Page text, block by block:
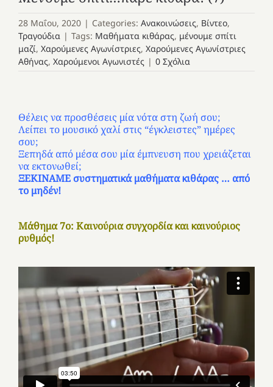
28 Μαΐου, 2020 | Categories: Ανακοινώσεις, Βίντεο,
Τραγούδια | Tags: Μαθήματα κιθάρας, μένουμε σπίτι
μαζί, Χαρούμενες Αγωνίστριες, Χαρούμενες Αγωνίστριες
Αθήνας, Χαρούμενοι Αγωνιστές | 0 Σχόλια
Θέλεις να προσθέσεις μία νότα στη ζωή σου;
Λείπει το μουσικό χαλί στις “έγκλειστες” ημέρες
σου;
Ξεπηδά από μέσα σου μία έμπνευση που χρειάζεται
να εκτονωθεί;
ΞΕΚΙΝΑΜΕ συστηματικά μαθήματα κιθάρας … από
το μηδέν!
Μάθημα 7o: Καινούρια συγχορδία και καινούριος
ρυθμός!